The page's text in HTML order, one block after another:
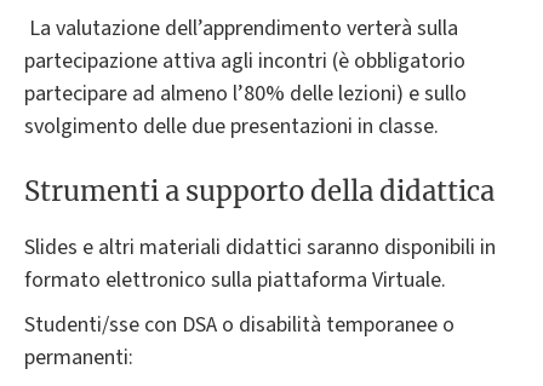
La valutazione dell’apprendimento verterà sulla
partecipazione attiva agli incontri (è obbligatorio
partecipare ad almeno l’80% delle lezioni) e sullo
svolgimento delle due presentazioni in classe.
Strumenti a supporto della didattica
Slides e altri materiali didattici saranno disponibili in
formato elettronico sulla piattaforma Virtuale.
Studenti/sse con DSA o disabilità temporanee o
permanenti: